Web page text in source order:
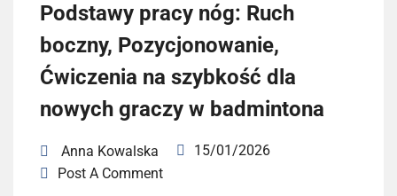
Podstawy pracy nóg: Ruch
boczny, Pozycjonowanie,
Ćwiczenia na szybkość dla
nowych graczy w badmintona
Anna Kowalska
15/01/2026
Post A Comment